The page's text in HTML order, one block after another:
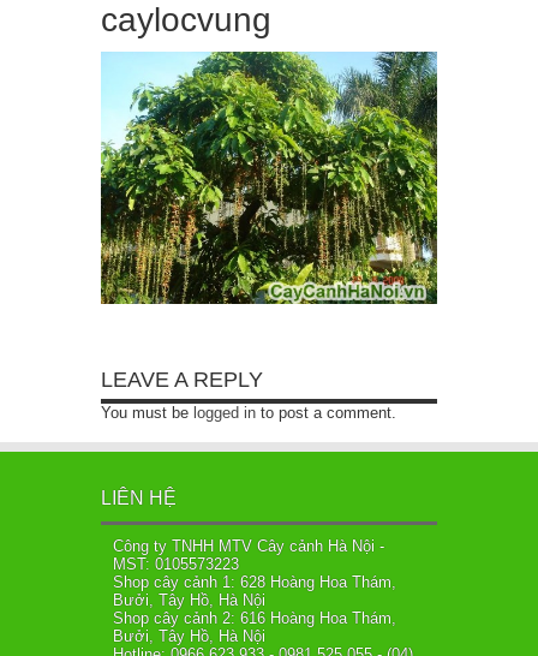
caylocvung
LEAVE A REPLY
You must be logged in to post a comment.
LIÊN HỆ
Công ty TNHH MTV Cây cảnh Hà Nội -
MST: 0105573223
Shop cây cảnh 1: 628 Hoàng Hoa Thám,
Bưởi, Tây Hồ, Hà Nội
Shop cây cảnh 2: 616 Hoàng Hoa Thám,
Bưởi, Tây Hồ, Hà Nội